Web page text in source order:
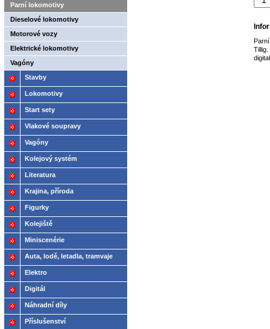
Parní lokomotivy
Dieselové lokomotivy
Motorové vozy
Elektrické lokomotivy
Vagóny
Stavby
Lokomotivy
Start sety
Vlakové soupravy
Vagóny
Kolejový systém
Literatura
Krajina, příroda
Figurky
Kolejiště
Miniscenérie
Auta, lodě, letadla, tramvaje
Elektro
Digitál
Náhradní díly
Příslušenství